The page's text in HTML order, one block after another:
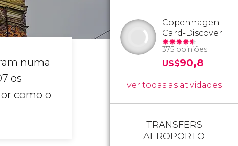
numa
os
como o
Copenhagen
Card-Discover
375 opiniões
US$90,8
ver todas as atividades
TRANSFERS
AEROPORTO